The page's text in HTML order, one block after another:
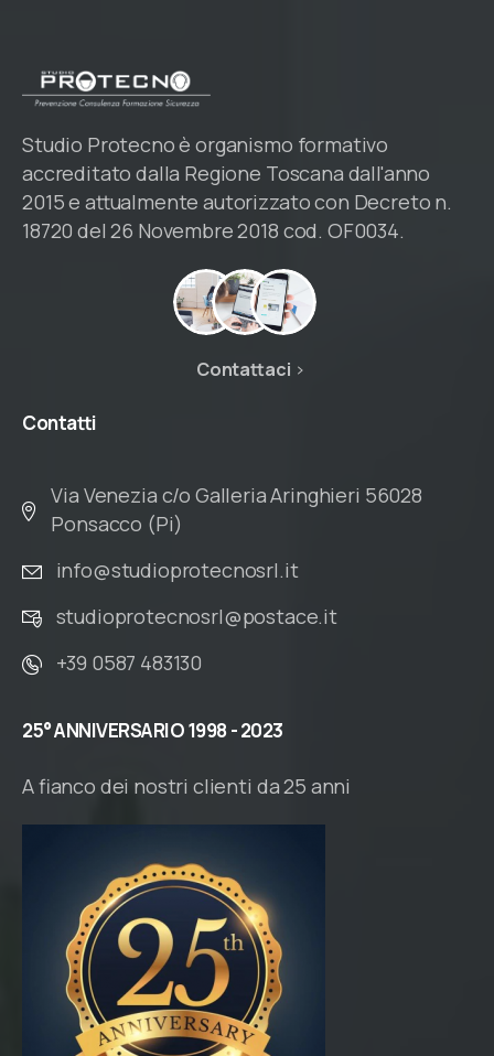
Studio Protecno è organismo formativo
accreditato dalla Regione Toscana dall'anno
2015 e attualmente autorizzato con Decreto n.
18720 del 26 Novembre 2018 cod. OF0034.
Contattaci
Contatti
Via Venezia c/o Galleria Aringhieri 56028
Ponsacco (Pi)
info@studioprotecnosrl.it
studioprotecnosrl@postace.it
+39 0587 483130
25°ANNIVERSARIO1998 -2023
A fianco dei nostri clienti da 25 anni